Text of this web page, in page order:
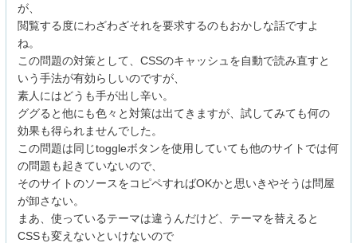
が、
閲覧する度にわざわざそれを要求するのもおかしな話ですよ
ね。
この問題の対策として、CSSのキャッシュを自動で読み直すと
いう手法が有効らしいのですが、
素人にはどうも手が出し辛い。
ググると他にも色々と対策は出てきますが、試してみても何の
効果も得られませんでした。
この問題は同じtoggleボタンを使用していても他のサイトでは何
の問題も起きていないので、
そのサイトのソースをコピペすればOKかと思いきやそうは問屋
が卸さない。
まあ、使っているテーマは違うんだけど、テーマを替えると
CSSも変えないといけないので